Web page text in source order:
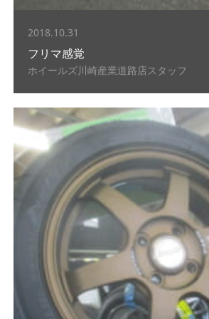
2018.10.31
フリマ感覚
ホイールズ川崎産業道路店スタッフ